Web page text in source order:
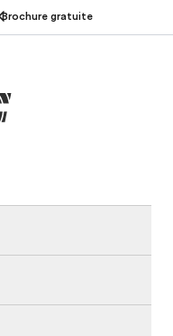
Brochure gratuite